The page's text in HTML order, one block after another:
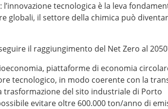
tecnologica è la leva
globali, il settore della chimica può
il raggiungimento del Net Zero al
piattaforme di economia
tecnologico, in modo coerente con la
trasformazione del sito industriale di Porto
evitare oltre 600.000 ton/anno di